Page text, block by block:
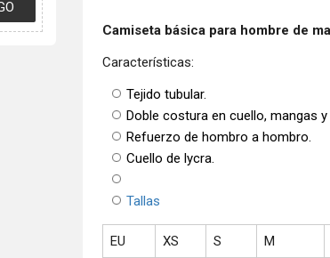
Camiseta básica para hombre de
Características:
Tejido tubular.
Doble costura en cuello, mangas y
Refuerzo de hombro a hombro.
Cuello de lycra.
Tallas
EU XS S M